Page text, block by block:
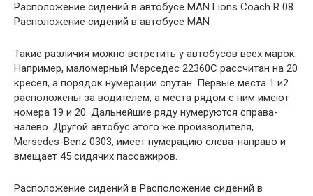
Расположение сидений в автобусе MAN Lions Coach R 08
Расположение сидений в автобусе MAN
Такие различия можно встретить у автобусов всех марок.
Например, маломерный Мерседес 22360С рассчитан на 20
кресел, а порядок нумерации спутан. Первые места 1 и2
расположены за водителем, а места рядом с ним имеют
номера 19 и 20. Дальнейшие ряду нумеруются справа-
налево. Другой автобус этого же производителя,
Mersedes-Benz 0303, имеет нумерацию слева-направо и
вмещает 45 сидячих пассажиров.
Расположение сидений в Расположение сидений в